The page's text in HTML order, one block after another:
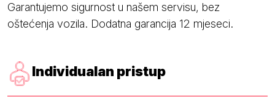
Garantujemo sigurnost u našem servisu, bez
oštećenja vozila. Dodatna garancija 12 mjeseci.
Individualan pristup